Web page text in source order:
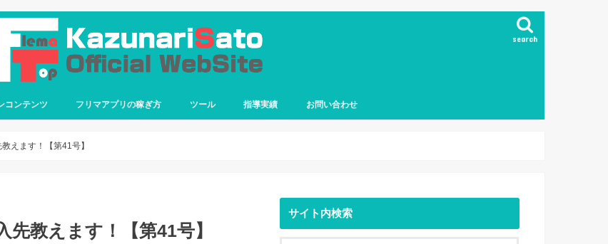
search
コンテンツ フリマアプリの稼ぎ方 ツール 指導実績 お問い合わせ
えます！【第41号】
教えます！【第41号】
サイト内検索